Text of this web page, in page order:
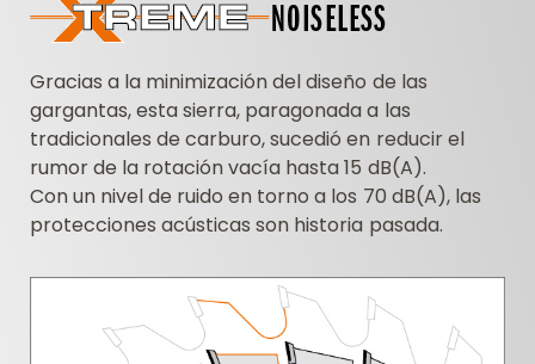
Gracias a la minimización del diseño de las
gargantas, esta sierra, paragonada a las
tradicionales de carburo, sucedió en reducir el
rumor de la rotación vacía hasta 15 dB(A).
Con un nivel de ruido en torno a los 70 dB(A), las
protecciones acústicas son historia pasada.